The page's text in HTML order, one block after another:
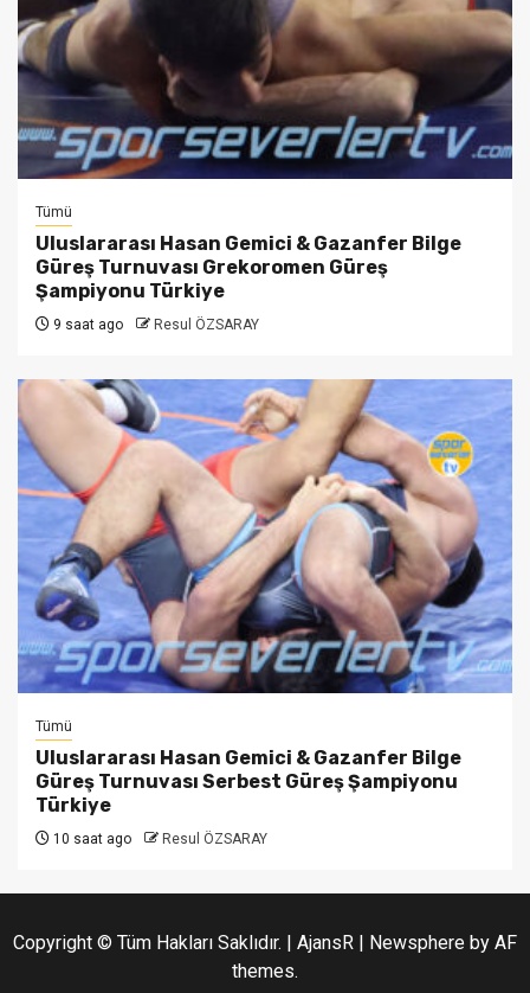
Tümü
Uluslararası Hasan Gemici & Gazanfer Bilge
Güreş Turnuvası Grekoromen Güreş
Şampiyonu Türkiye
9 saat ago Resul ÖZSARAY
Tümü
Uluslararası Hasan Gemici & Gazanfer Bilge
Güreş Turnuvası Serbest Güreş Şampiyonu
Türkiye
10 saat ago Resul ÖZSARAY
Copyright © Tüm Hakları Saklıdır. | AjansR | Newsphere by AF
themes.